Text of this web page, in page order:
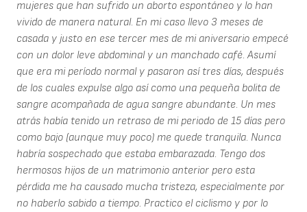
mujeres que han sufrido un aborto espontáneo y lo han
vivido de manera natural. En mi caso llevo 3 meses de
casada y justo en ese tercer mes de mi aniversario empecé
con un dolor leve abdominal y un manchado café. Asumí
que era mi período normal y pasaron así tres días, después
de los cuales expulse algo así como una pequeña bolita de
sangre acompañada de agua sangre abundante. Un mes
atrás había tenido un retraso de mi periodo de 15 días pero
como bajo (aunque muy poco) me quede tranquila. Nunca
habría sospechado que estaba embarazada. Tengo dos
hermosos hijos de un matrimonio anterior pero esta
pérdida me ha causado mucha tristeza, especialmente por
no haberlo sabido a tiempo. Practico el ciclismo y por lo